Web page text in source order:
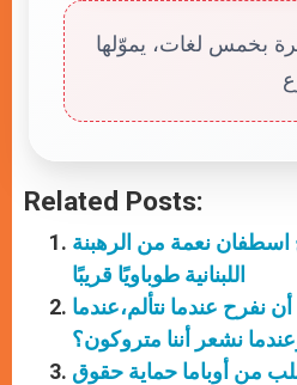
بخمس لغات، يموّلها
Related Posts:
اسطفان نعمة من الرهبنة
اللبنانية طوباويًا قريبًا
أن نفرح عندما نتألم،عندما
نشعر أننا متروكون؟
من أوباما حماية حقوق